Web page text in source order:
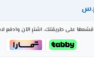
قسّمها على طريقتك، اشترِ الآن وادفع